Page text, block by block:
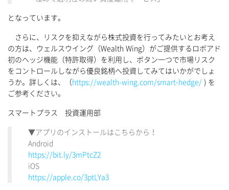
となっています。
さらに、リスクを抑えながら株式投資を行ってみたいとお考え
の方は、ウェルスウイング（Wealth Wing）がご提供するロボアド
初のヘッジ機能（特許取得）を利用し、ボタン一つで市場リスク
をコントロールしながら優良銘柄へ投資してみてはいかがでしょ
うか。詳しくは、（ https://wealth-wing.com/smart-hedge/ ) を
ご参考ください。
スマートプラス 投資運用部
▼アプリのインストールはこちらから！
Android
https://bit.ly/3mPtcZ2
iOS
https://apple.co/3ptLYa3